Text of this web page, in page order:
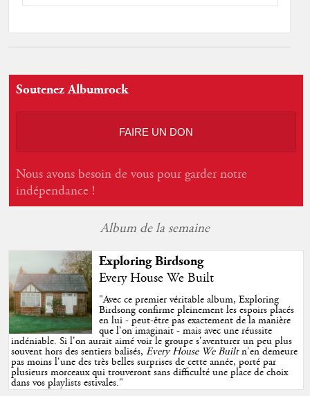
Soutenez Albumrock
FAIRE UN DON
Nous avons besoin de vous pour garder notre
indépendance !
Album de la semaine
Exploring Birdsong
Every House We Built
"Avec ce premier véritable album, Exploring
Birdsong confirme pleinement les espoirs placés
en lui - peut-être pas exactement de la manière
que l'on imaginait - mais avec une réussite
indéniable. Si l'on aurait aimé voir le groupe s'aventurer un peu plus
souvent hors des sentiers balisés,Every House We Builtn'en demeure
pas moins l'une des très belles surprises de cette année, porté par
plusieurs morceaux qui trouveront sans difficulté une place de choix
dans vos playlists estivales."